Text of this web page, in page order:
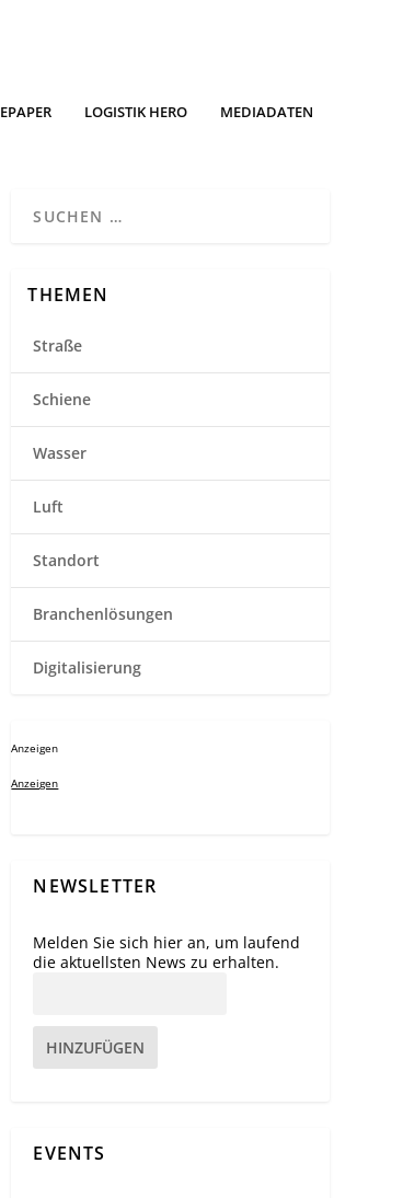
EPAPER LOGISTIK HERO MEDIADATEN
THEMEN
Straße
Schiene
Wasser
Luft
Standort
Branchenlösungen
Digitalisierung
Anzeigen
Anzeigen
NEWSLETTER
Melden Sie sich hier an, um laufend
die aktuellsten News zu erhalten.
HINZUFÜGEN
EVENTS